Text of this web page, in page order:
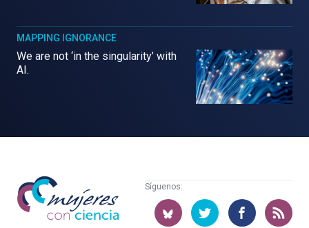
MAPPING IGNORANCE
We are not ‘in the singularity’ with
AI.
Mujeres
con
ciencia
Síguenos: